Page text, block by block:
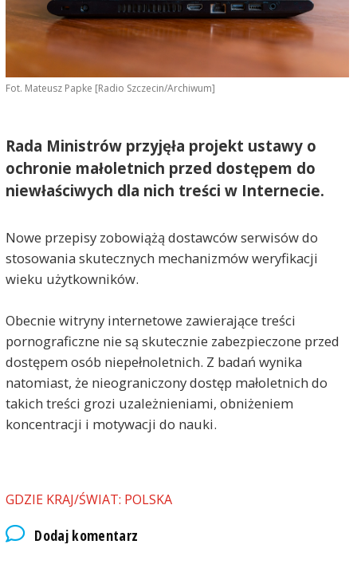
Fot. Mateusz Papke [Radio Szczecin/Archiwum]
Rada Ministrów przyjęła projekt ustawy o
ochronie małoletnich przed dostępem do
niewłaściwych dla nich treści w Internecie.
Nowe przepisy zobowiążą dostawców serwisów do
stosowania skutecznych mechanizmów weryfikacji
wieku użytkowników.
Obecnie witryny internetowe zawierające treści
pornograficzne nie są skutecznie zabezpieczone przed
dostępem osób niepełnoletnich. Z badań wynika
natomiast, że nieograniczony dostęp małoletnich do
takich treści grozi uzależnieniami, obniżeniem
koncentracji i motywacji do nauki.
GDZIE KRAJ/ŚWIAT: POLSKA
Dodaj komentarz